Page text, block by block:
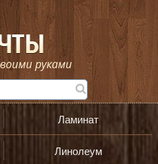
Ламинат
Линолеум